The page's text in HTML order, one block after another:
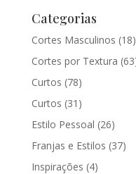
Categorias
Cortes Masculinos (18)
Cortes por Textura
Curtos (78)
Curtos (31)
Estilo Pessoal (26)
Franjas e Estilos (37)
Inspirações (4)